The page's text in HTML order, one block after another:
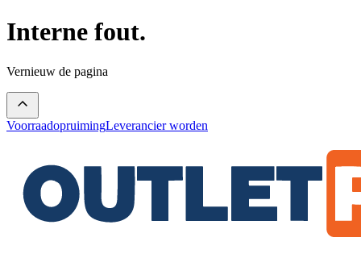
Interne fout.
Vernieuw de pagina
VoorraadopruimingLeverancier worden